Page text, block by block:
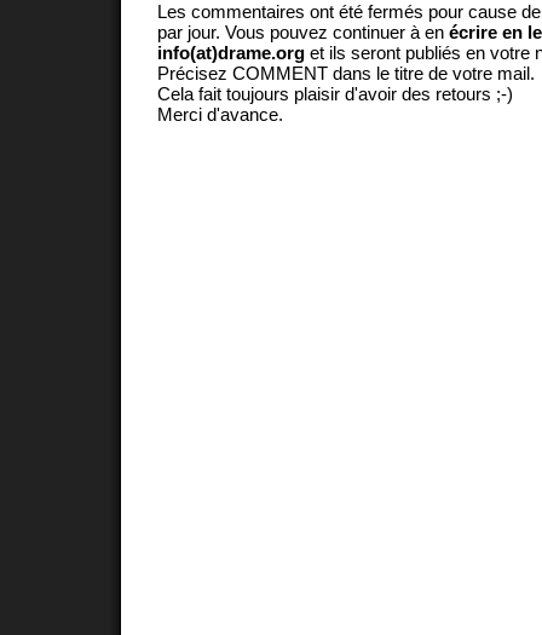
Les commentaires ont été fermés pour cause
par jour. Vous pouvez continuer à en écrire en
info(at)drame.org et ils seront publiés en votre
Précisez COMMENT dans le titre de votre mail.
Cela fait toujours plaisir d'avoir des retours ;-)
Merci d'avance.